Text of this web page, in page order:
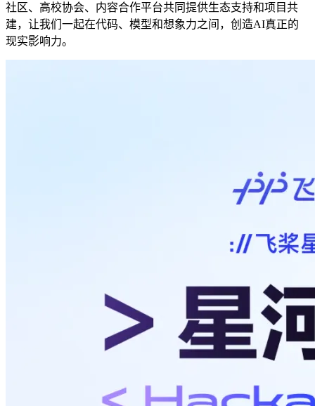
社区、高校协会、内容合作平台共同提供生态支持和项目共
建，让我们一起在代码、模型和想象力之间，创造AI真正的
现实影响力。